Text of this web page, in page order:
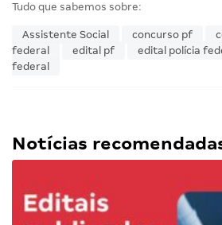
Tudo que sabemos sobre:
Assistente Social concurso pf
federal
edital pf edital polícia
federal
Notícias